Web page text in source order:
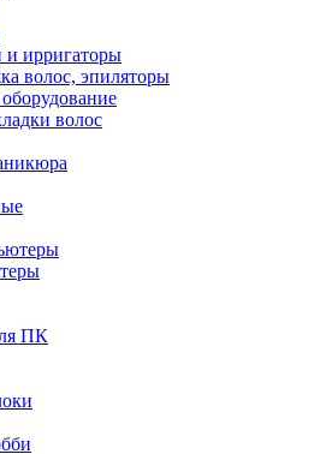
ирригаторы
волос, эпиляторы
волос
ПК